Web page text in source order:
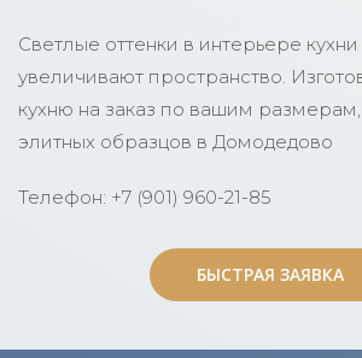
Светлые оттенки в интерьере кухни
увеличивают пространство.
кухню на заказ по вашим
элитных образцов в Домодедово
Телефон: +7 (901) 960-21-85
БЫСТРАЯ ЗАЯВКА
БЫСТРАЯ ЗАЯВКА